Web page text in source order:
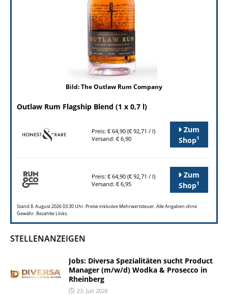
Bild: The Outlaw Rum Company
Outlaw Rum Flagship Blend (1 x 0,7 l)
Preis: € 64,90 (€ 92,71 / l)
Versand: € 6,90
Zum
Shop1
Preis: € 64,90 (€ 92,71 / l)
Versand: € 6,95
Zum
Shop1
Stand 8. August 2026 03:30 Uhr. Preise inklusive Mehrwertsteuer. Alle Angaben ohne
Gewähr. Bezahlte Links.
STELLENANZEIGEN
Jobs: Diversa Spezialitäten sucht Product
Manager (m/w/d) Wodka & Prosecco in
Rheinberg
23. Juli 2026